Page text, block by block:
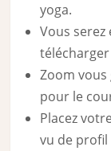
yoga.
Vous
Zoom
pour le
Placez
vu de